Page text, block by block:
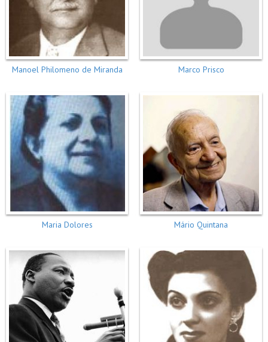
Manoel Philomeno de Miranda Marco Prisco
Maria Dolores Mário Quintana